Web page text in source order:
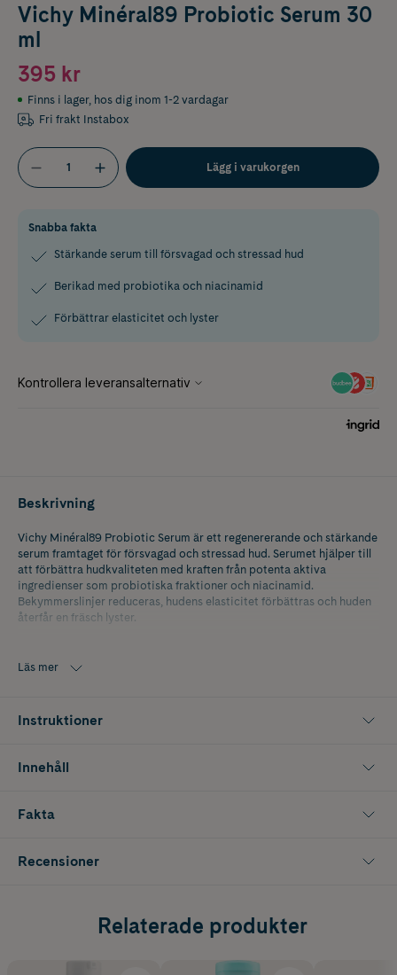
Vichy Minéral89 Probiotic Serum 30
ml
395 kr
Finns i lager, hos dig inom 1-2 vardagar
Fri frakt Instabox
Lägg i varukorgen
Snabba fakta
Stärkande serum till försvagad och stressad hud
Berikad med probiotika och niacinamid
Förbättrar elasticitet och lyster
Beskrivning
Vichy Minéral89 Probiotic Serum är ett regenererande och stärkande
serum framtaget för försvagad och stressad hud. Serumet hjälper till
att förbättra hudkvaliteten med kraften från potenta aktiva
ingredienser som probiotiska fraktioner och niacinamid.
Bekymmerslinjer reduceras, hudens elasticitet förbättras och huden
återfår en fräsch lyster.
Läs mer
Instruktioner
Innehåll
Fakta
Recensioner
Relaterade produkter